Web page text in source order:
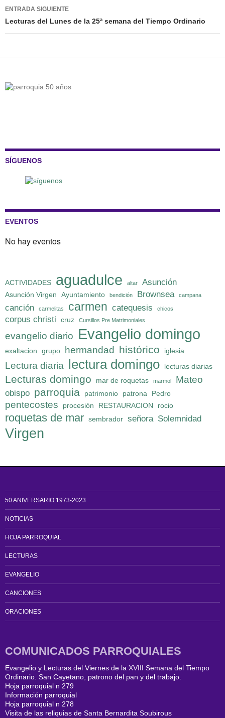
entradas
ENTRADA SIGUIENTE
Lecturas del Lunes de la 25ª semana del Tiempo Ordinario
SÍGUENOS
EVENTOS
No hay eventos
ACTIVIDADES aguadulce altar Asunción
Asunción Virgen Ayuntamiento bendición Brownsea campana
canción carmelitas carmen catequesis chicos
corpus christi cruz Cursillos Pre Matrimoniales
evangelio diario Evangelio domingo
exaltacion grupo hermandad histórico iglesia
Lectura diaria lectura domingo lecturas diarias
Lecturas domingo mar de roquetas marmol Mateo
obispo parroquia patrimonio patrona Pedro
pentecostes procesión RESTAURACION rocio
roquetas de mar sembrador señora Solemnidad
Virgen
50 ANIVERSARIO 1973-2023
NOTICIAS
HOJA PARROQUIAL
LECTURAS
EVANGELIO
CANCIONES
ORACIONES
COMUNICADOS PARROQUIALES
Evangelio y Lecturas del Viernes de la XVIII Semana del Tiempo
Ordinario. San Cayetano, patrono del pan y del trabajo.
Hoja parroquial n 279
Información parroquial
Hoja parroquial n 278
Visita de las reliquias de Santa Bernardita Soubirous